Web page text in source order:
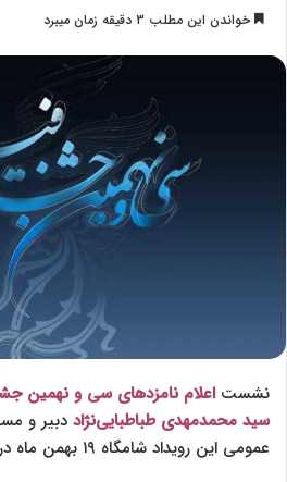
o
w
o
n
X
ر
ی
م
ی
ل
خواندن این مطلب 3 دقیقه زمان میبرد
نشستاعلام نامزدهای سی و نهمین
سید محمدمهدی طباطبایی‌نژاد دبیر و
عمومی این رویداد شامگاه ۱۹ بهمن ماه در برج میلاد برگزار شد.